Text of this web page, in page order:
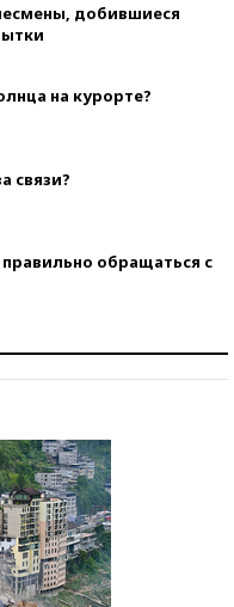
добившиеся
на курорте?
связи?
обращаться с